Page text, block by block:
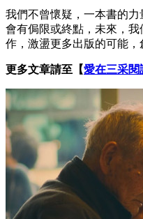
我們不曾懷疑，一本書的
會有侷限或終點，未來，
作，激盪更多出版的可能，
更多文章請至【愛在三采閱